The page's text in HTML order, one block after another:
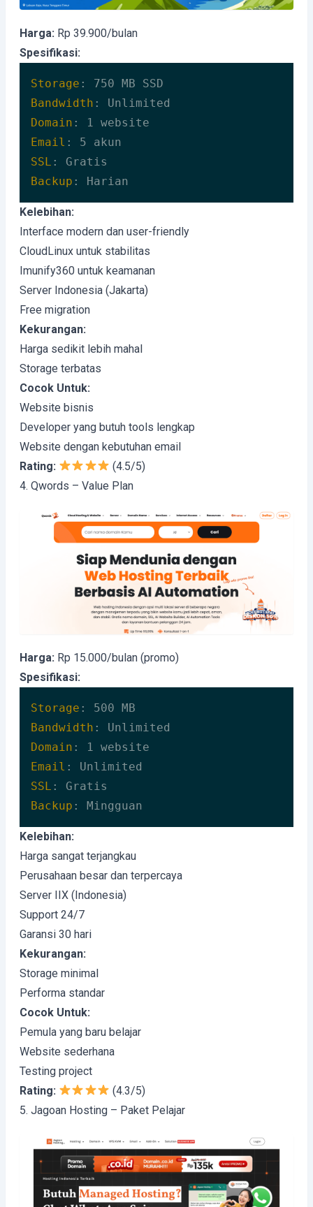
Harga: Rp 39.900/bulan
Spesifikasi:
Storage
Bandwidth
Domain
Email
SSL
Backup : Harian
Code language:
Kelebihan:
Interface modern dan user-friendly
CloudLinux untuk stabilitas
Imunify360 untuk keamanan
Server Indonesia (Jakarta)
Free migration
Kekurangan:
Harga sedikit lebih mahal
Storage terbatas
Cocok Untuk:
Website bisnis
Developer yang butuh tools lengkap
Website dengan kebutuhan email
Rating:
(4.5/5)
4. Qwords – Value Plan
Harga: Rp 15.000/bulan (promo)
Spesifikasi:
Storage
Bandwidth
Domain
Email
SSL
Backup : Mingguan
Code language:
Kelebihan:
Harga sangat terjangkau
Perusahaan besar dan terpercaya
Server IIX (Indonesia)
Support 24/7
Garansi 30 hari
Kekurangan:
Storage minimal
Performa standar
Cocok Untuk:
Pemula yang baru belajar
Website sederhana
Testing project
Rating:
(4.3/5)
5. Jagoan Hosting – Paket Pelajar